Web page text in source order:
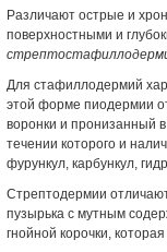
Различают острые и
поверхностными и
Для стафиллодермий
этой форме пиодермии
воронки и пронизанный
течении которого и
фурункул, карбункул,
Стрептодермии
пузырька с мутным
гнойной корочки,